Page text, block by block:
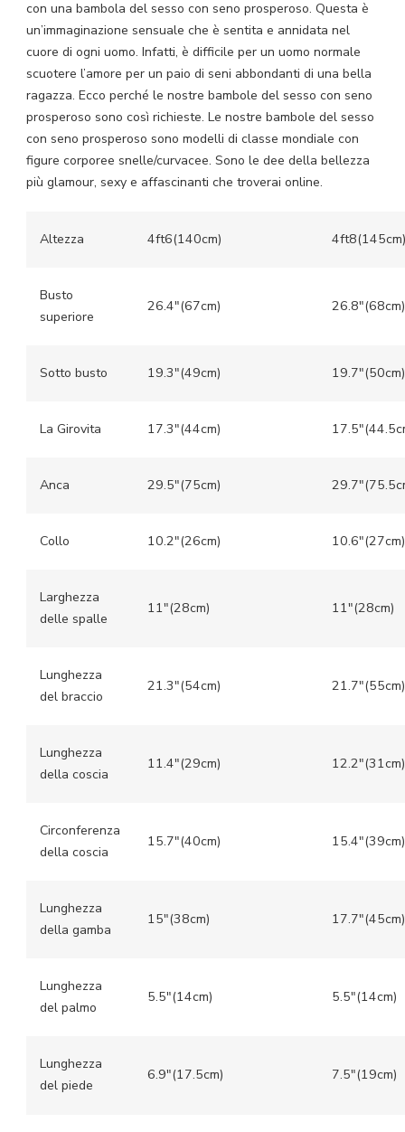
con una bambola del sesso con seno prosperoso. Questa è
un’immaginazione sensuale che è sentita e annidata nel
cuore di ogni uomo. Infatti, è difficile per un uomo normale
scuotere l’amore per un paio di seni abbondanti di una bella
ragazza. Ecco perché le nostre bambole del sesso con seno
prosperoso sono così richieste. Le nostre bambole del sesso
con seno prosperoso sono modelli di classe mondiale con
figure corporee snelle/curvacee. Sono le dee della bellezza
più glamour, sexy e affascinanti che troverai online.
Altezza 4ft6(140cm) 4ft8(145cm)
Busto
superiore
26.4″(67cm) 26.8″(68cm)
Sotto busto 19.3″(49cm) 19.7″(50cm)
La Girovita 17.3″(44cm)
Anca 29.5″(75cm)
Collo 10.2″(26cm) 10.6″(27cm)
Larghezza
delle spalle
11″(28cm) 11″(28cm)
Lunghezza
del braccio
21.3″(54cm) 21.7″(55cm)
Lunghezza
della coscia
11.4″(29cm) 12.2″(31cm)
Circonferenza
della coscia
15.7″(40cm) 15.4″(39cm)
Lunghezza
della gamba
15″(38cm) 17.7″(45cm)
Lunghezza
del palmo
5.5″(14cm) 5.5″(14cm)
Lunghezza
del piede
6.9″(17.5cm) 7.5″(19cm)